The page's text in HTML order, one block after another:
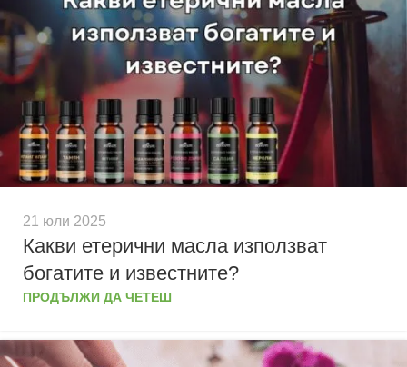
21 юли 2025
Какви етерични масла използват
богатите и известните?
ПРОДЪЛЖИ ДА ЧЕТЕШ